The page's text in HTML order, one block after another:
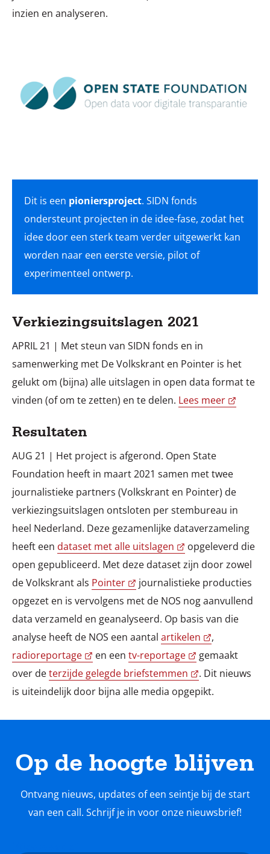
inzien en analyseren.
Dit is een pioniersproject. SIDN fonds
ondersteunt projecten in de idee-fase, zodat het
idee door een sterk team verder uitgewerkt kan
worden naar een eerste versie, pilot of
experimenteel ontwerp.
Verkiezingsuitslagen 2021
APRIL 21 | Met steun van SIDN fonds en in
samenwerking met De Volkskrant en Pointer is het
gelukt om (bijna) alle uitslagen in open data format te
vinden (of om te zetten) en te delen. Lees meer
Resultaten
AUG 21 | Het project is afgerond. Open State
Foundation heeft in maart 2021 samen met twee
journalistieke partners (Volkskrant en Pointer) de
verkiezingsuitslagen ontsloten per stembureau in
heel Nederland. Deze gezamenlijke dataverzameling
heeft een dataset met alle uitslagen
opgeleverd die
open gepubliceerd. Met deze dataset zijn door zowel
de Volkskrant als Pointer
journalistieke producties
opgezet en is vervolgens met de NOS nog aanvullend
data verzameld en geanalyseerd. Op basis van die
analyse heeft de NOS een aantal artikelen
,
radioreportage
en een tv-reportage
gemaakt
over deterzijde gelegde briefstemmen
. Dit nieuws
is uiteindelijk door bijna alle media opgepikt.
Op de hoogte blijven
Ontvang nieuws, updates of een seintje bij de start
van een call. Schrijf je in voor onze nieuwsbrief!